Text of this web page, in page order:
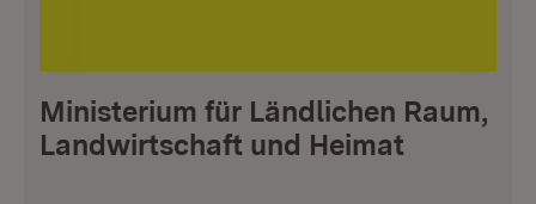
Ministerium für Ländlichen Raum,
Landwirtschaft und Heimat